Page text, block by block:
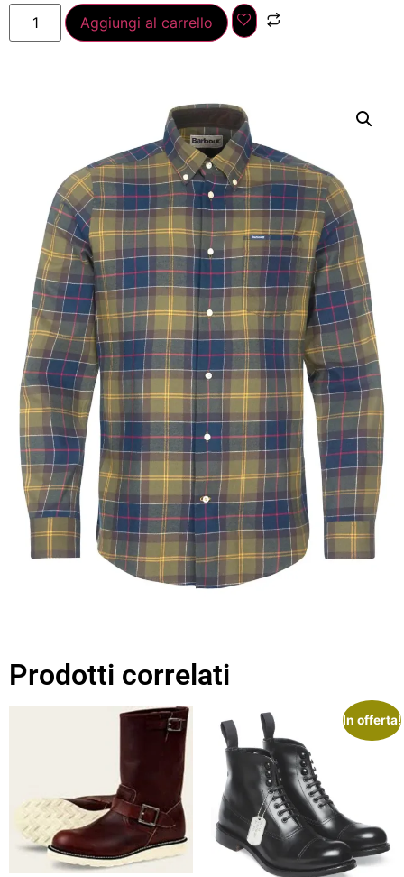
Aggiungi al carrello
Prodotti correlati
In offerta!